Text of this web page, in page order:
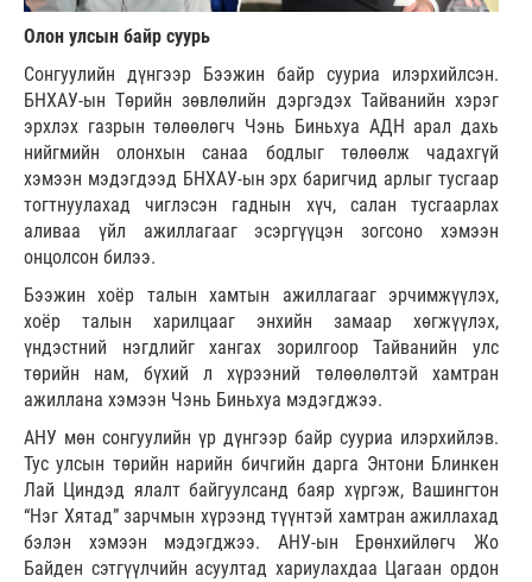
Олон улсын байр суурь
Сонгуулийн дүнгээр Бээжин байр сууриа илэрхийлсэн.
БНХАУ-ын Төрийн зөвлөлийн дэргэдэх Тайванийн хэрэг
эрхлэх газрын төлөөлөгч Чэнь Биньхуа АДН арал дахь
нийгмийн олонхын санаа бодлыг төлөөлж чадахгүй
хэмээн мэдэгдээд БНХАУ-ын эрх баригчид арлыг тусгаар
тогтнуулахад чиглэсэн гаднын хүч, салан тусгаарлах
аливаа үйл ажиллагааг эсэргүүцэн зогсоно хэмээн
онцолсон билээ.
Бээжин хоёр талын хамтын ажиллагааг эрчимжүүлэх,
хоёр талын харилцааг энхийн замаар хөгжүүлэх,
үндэстний нэгдлийг хангах зорилгоор Тайванийн улс
төрийн нам, бүхий л хүрээний төлөөлөлтэй хамтран
ажиллана хэмээн Чэнь Биньхуа мэдэгджээ.
АНУ мөн сонгуулийн үр дүнгээр байр сууриа илэрхийлэв.
Тус улсын төрийн нарийн бичгийн дарга Энтони Блинкен
Лай Циндэд ялалт байгуулсанд баяр хүргэж, Вашингтон
“Нэг Хятад” зарчмын хүрээнд түүнтэй хамтран ажиллахад
бэлэн хэмээн мэдэгджээ. АНУ-ын Ерөнхийлөгч Жо
Байден сэтгүүлчийн асуултад хариулахдаа Цагаан ордон